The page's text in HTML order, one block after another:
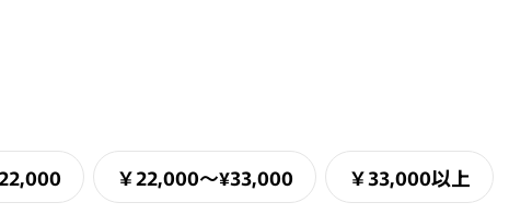
￥22,000〜¥33,000 ￥33,000以上